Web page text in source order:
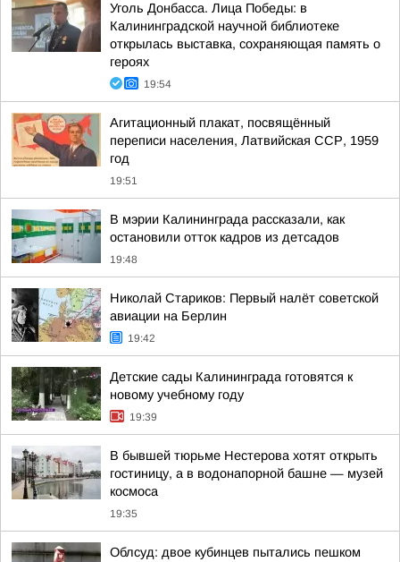
Уголь Донбасса. Лица Победы: в
Калининградской научной библиотеке
открылась выставка, сохраняющая память о
героях
19:54
Агитационный плакат, посвящённый
переписи населения, Латвийская ССР, 1959
год
19:51
В мэрии Калининграда рассказали, как
остановили отток кадров из детсадов
19:48
Николай Стариков: Первый налёт советской
авиации на Берлин
19:42
Детские сады Калининграда готовятся к
новому учебному году
19:39
В бывшей тюрьме Нестерова хотят открыть
гостиницу, а в водонапорной башне — музей
космоса
19:35
Облсуд: двое кубинцев пытались пешком